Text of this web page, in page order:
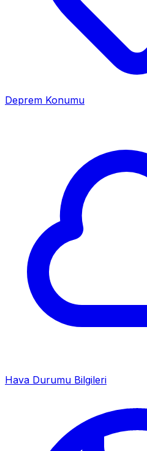
Deprem Konumu
Hava Durumu Bilgileri